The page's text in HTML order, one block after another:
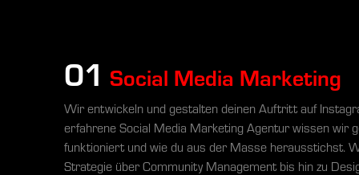
01 Social Media Marketing
Wir entwickeln und gestalten deinen Auftritt auf
erfahrene Social Media Marketing Agentur wissen wir
funktioniert und wie du aus der Masse herausstichst.
Strategie über Community Management bis hin zu